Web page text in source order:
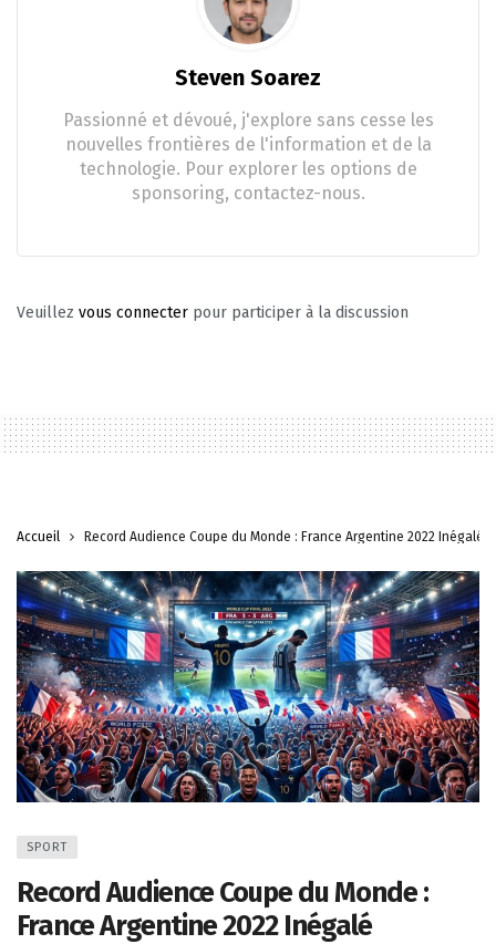
Steven Soarez
Passionné et dévoué, j'explore sans cesse les
nouvelles frontières de l'information et de la
technologie. Pour explorer les options de
sponsoring, contactez-nous.
Veuillez vous connecter pour participer à la discussion
Accueil Record Audience Coupe du Monde : France Argentine 2022 Inégalé
SPORT
Record Audience Coupe du Monde :
France Argentine 2022 Inégalé